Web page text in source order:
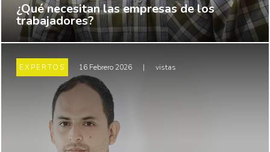
¿Qué necesitan las empresas de los
trabajadores?
EXPERTOS 16 Febrero 2026 | vistas